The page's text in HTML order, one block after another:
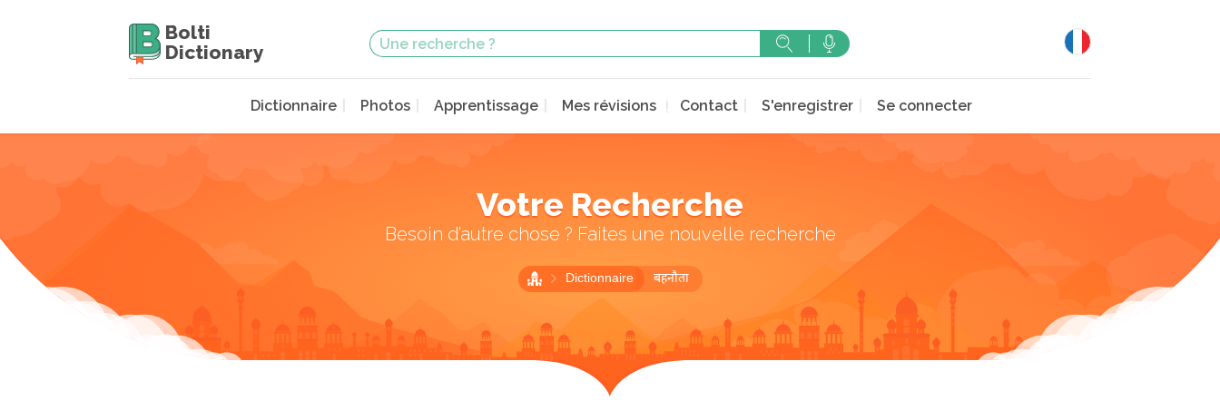
Bolti
Dictionary
Dictionnaire Photos Apprentissage Mes révisions Contact S'enregistrer Se connecter
Votre Recherche
Besoin d’autre chose ? Faites une nouvelle recherche
Dictionnaire बहनौता